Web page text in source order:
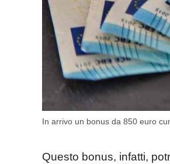
In arrivo un bonus da 850 euro
Questo bonus, infatti,